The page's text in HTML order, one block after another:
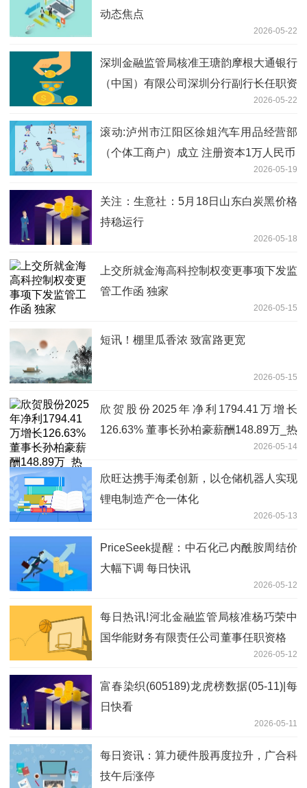
动态焦点
2026-05-22
深圳金融监管局核准王瑭韵摩根大通银行
（中国）有限公司深圳分行副行长任职资
2026-05-22
滚动:泸州市江阳区徐姐汽车用品经营部
（个体工商户）成立 注册资本1万人民币
2026-05-19
关注：生意社：5月18日山东白炭黑价格
持稳运行
2026-05-18
上交所就金海高科控制权变更事项下发监
管工作函 独家
2026-05-15
短讯！棚里瓜香浓 致富路更宽
2026-05-15
欣贺股份2025年净利1794.41万增长
126.63% 董事长孙柏豪薪酬148.89万_热
2026-05-14
欣旺达携手海柔创新，以仓储机器人实现
锂电制造产仓一体化
2026-05-13
PriceSeek提醒：中石化己内酰胺周结价
大幅下调 每日快讯
2026-05-12
每日热讯!河北金融监管局核准杨巧荣中
国华能财务有限责任公司董事任职资格
2026-05-12
富春染织(605189)龙虎榜数据(05-11)|每
日快看
2026-05-11
每日资讯：算力硬件股再度拉升，广合科
技午后涨停